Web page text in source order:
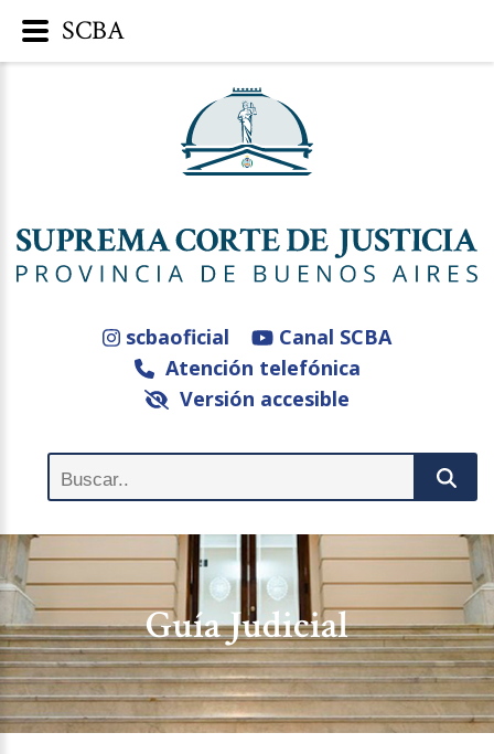
scbaoficial
Canal SCBA
Atención telefónica
Versión accesible
Guía Judicial
SCBA